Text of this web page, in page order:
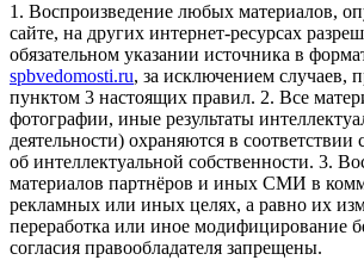
1. Воспроизведение любых материалов,
сайте, на других интернет-ресурсах
обязательном указании источника в
spbvedomosti.ru, за исключением случаев,
пунктом 3 настоящих правил. 2. Все
фотографии, иные результаты
деятельности) охраняются в соответствии
об интеллектуальной собственности. 3.
материалов партнёров и иных СМИ в
рекламных или иных целях, а равно их
переработка или иное модифицирование
согласия правообладателя запрещены.